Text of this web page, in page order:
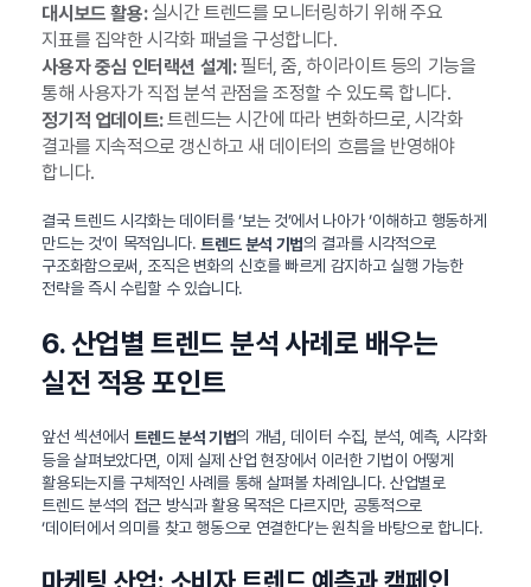
대시보드 활용:실시간 트렌드를 모니터링하기 위해 주요
지표를 집약한 시각화 패널을 구성합니다.
사용자 중심 인터랙션 설계:필터, 줌, 하이라이트 등의 기능을
통해 사용자가 직접 분석 관점을 조정할 수 있도록 합니다.
정기적 업데이트:트렌드는 시간에 따라 변화하므로, 시각화
결과를 지속적으로 갱신하고 새 데이터의 흐름을 반영해야
합니다.
결국 트렌드 시각화는 데이터를 ‘보는 것’에서 나아가 ‘이해하고 행동하게
만드는 것’이 목적입니다. 트렌드 분석 기법의 결과를 시각적으로
구조화함으로써, 조직은 변화의 신호를 빠르게 감지하고 실행 가능한
전략을 즉시 수립할 수 있습니다.
6. 산업별 트렌드 분석 사례로 배우는
실전 적용 포인트
앞선 섹션에서 트렌드 분석 기법의 개념, 데이터 수집, 분석, 예측, 시각화
등을 살펴보았다면, 이제 실제 산업 현장에서 이러한 기법이 어떻게
활용되는지를 구체적인 사례를 통해 살펴볼 차례입니다. 산업별로
트렌드 분석의 접근 방식과 활용 목적은 다르지만, 공통적으로
‘데이터에서 의미를 찾고 행동으로 연결한다’는 원칙을 바탕으로 합니다.